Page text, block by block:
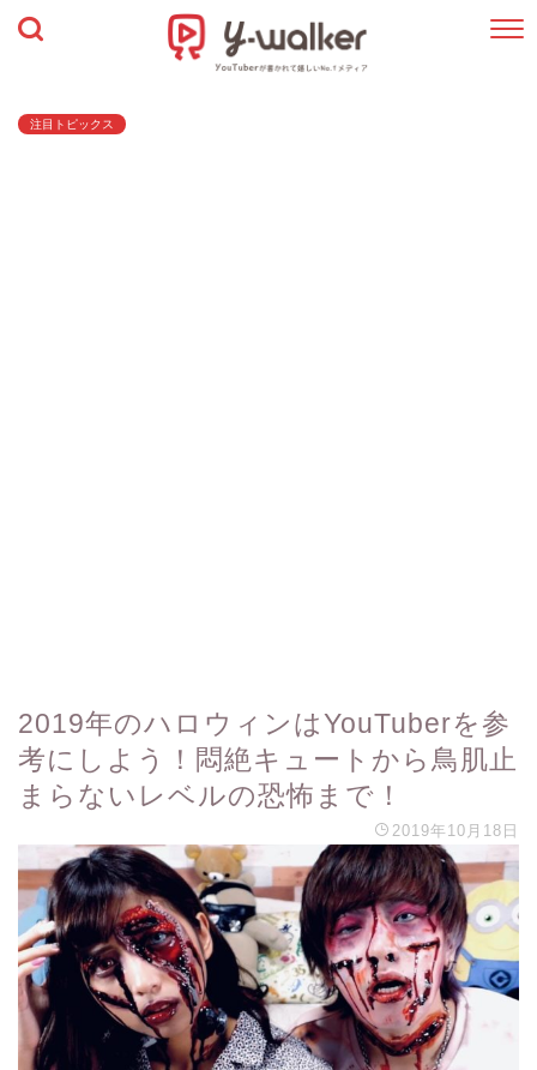
注目トピックス
2019年のハロウィンはYouTuberを参
考にしよう！悶絶キュートから鳥肌止
まらないレベルの恐怖まで！
2019年10月18日